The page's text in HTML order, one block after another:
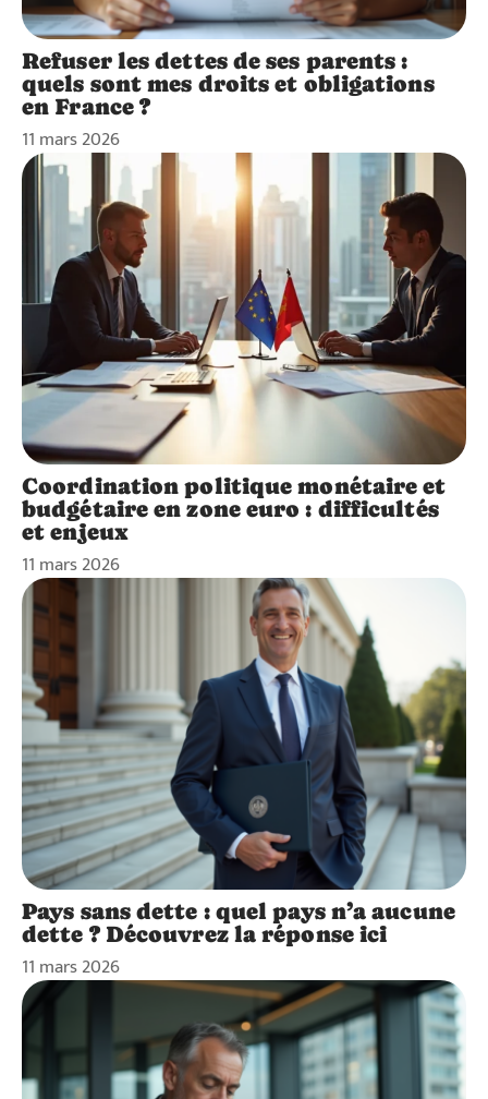
Refuser les dettes de ses parents :
quels sont mes droits et obligations
en France ?
11 mars 2026
Coordination politique monétaire et
budgétaire en zone euro : difficultés
et enjeux
11 mars 2026
Pays sans dette : quel pays n’a aucune
dette ? Découvrez la réponse ici
11 mars 2026